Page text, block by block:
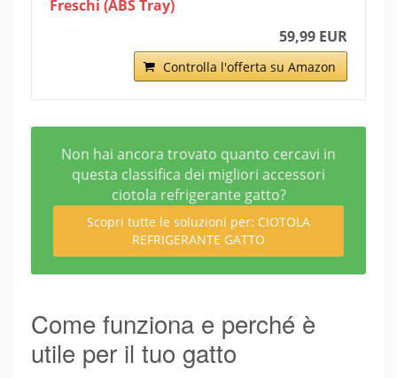
Freschi (ABS Tray)
59,99 EUR
Controlla l'offerta su Amazon
Non hai ancora trovato quanto cercavi in
questa classifica dei migliori accessori
ciotola refrigerante gatto?
Scopri tutte le soluzioni per: CIOTOLA
REFRIGERANTE GATTO
Come funziona e perché è
utile per il tuo gatto